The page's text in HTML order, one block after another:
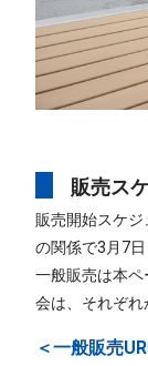
販売ス
販売開始スケ
の関係で3月7
一般販売は本ペ
会は、それぞれ
＜一般販売